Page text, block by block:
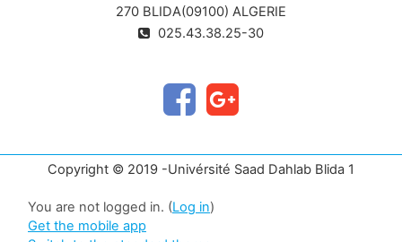
270 BLIDA(09100) ALGERIE
025.43.38.25-30
Copyright © 2019 -Univérsité Saad Dahlab Blida 1
You are not logged in. (Log in)
Get the mobile app